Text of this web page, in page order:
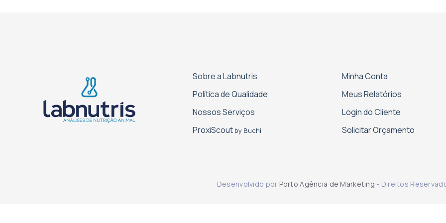
Sobre a Labnutris
Política de Qualidade
Nossos Serviços
Proxi­Scout by Buchi
Minha Conta
Meus Relatórios
Login do Cliente
Solicitar Orçamento
Desenvolvido por Porto Agência de Marketing - Direitos